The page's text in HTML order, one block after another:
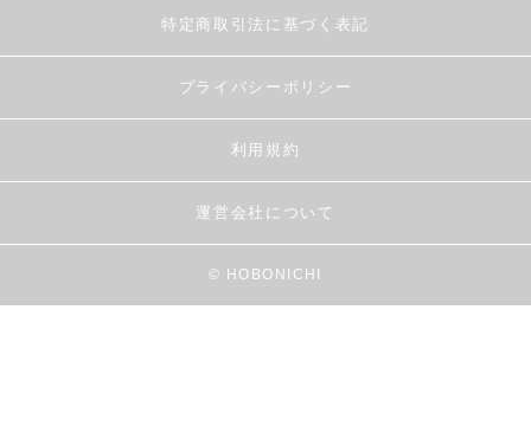
特定商取引法に基づく表記
プライバシーポリシー
利用規約
運営会社について
© HOBONICHI